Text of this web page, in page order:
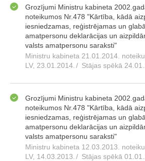
Grozījumi Ministru kabineta
noteikumos Nr.478 "Kārtība, kādā
iesniedzamas, reģistrējamas un
amatpersonu deklarācijas un
valsts amatpersonu saraksti"
Ministru kabineta 21.01.2014.
LV, 23.01.2014. / Stājas spēkā
Grozījumi Ministru kabineta
noteikumos Nr.478 "Kārtība, kādā
iesniedzamas, reģistrējamas un
amatpersonu deklarācijas un
valsts amatpersonu saraksti"
Ministru kabineta 12.03.2013.
LV, 14.03.2013. / Stājas spēkā